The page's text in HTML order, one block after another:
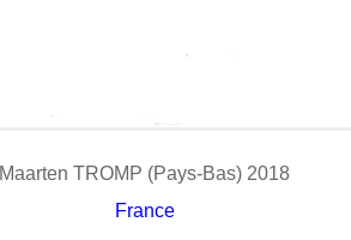
Maarten TROMP (Pays-Bas) 2018
France